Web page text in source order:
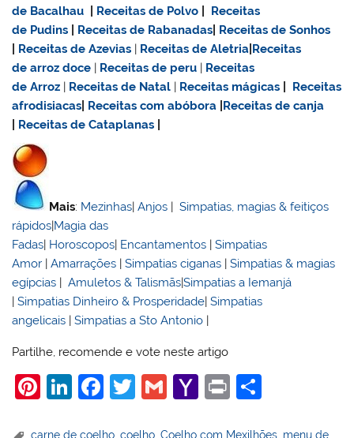
de Bacalhau
Receitas de Polvo
Receitas
de Pudins
Receitas de Rabanadas Receitas de Sonhos
Receitas de Azevias | Receitas de Aletria Receitas
dearroz doce | Receitas de peru | Receitas
de Arroz | Receitas de Natal | Receitas mágicas
Receitas
afrodisiacas Receitas com abóbora Receitas de canja
Receitas de Cataplanas
Mais: Mezinhas |Anjos |Simpatias, magias & feitiços
rápidos Magia das
Fadas Horoscopos Encantamentos |Simpatias
Amor |Amarrações |Simpatias ciganas |Simpatias & magias
egípcias |Amuletos & Talismãs|Simpatias a Iemanjá
|Simpatias Dinheiro & Prosperidade |Simpatias
angelicais |Simpatias a Sto Antonio
Partilhe, recomende e vote neste artigo
Pi Li F
T
G
Y
Pr
carne de coelho ,coelho ,Coelho com Mexilhões menu de